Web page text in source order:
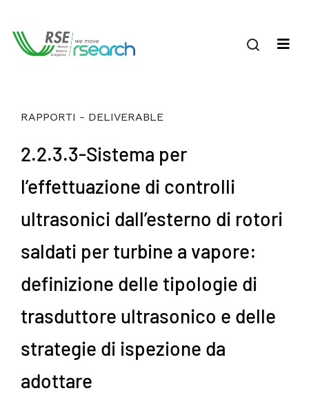
RAPPORTI - DELIVERABLE
2.2.3.3-Sistema per
l’effettuazione di controlli
ultrasonici dall’esterno di rotori
saldati per turbine a vapore:
definizione delle tipologie di
trasduttore ultrasonico e delle
strategie di ispezione da
adottare